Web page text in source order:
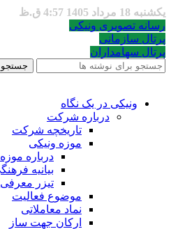
یکشنبه 18 مرداد 1405 4:57 ق.ظ
رسانه تصویری ونیکی
پرتال سازمانی
پرتال سهامداران
جستجو
ونیکی در یک نگاه
درباره شرکت
تاریخچه شرکت
موزه ونیکی
درباره
بیانیه
تیزر
موضوع فعالیت
نماد معاملاتی
ارکان جهت ساز